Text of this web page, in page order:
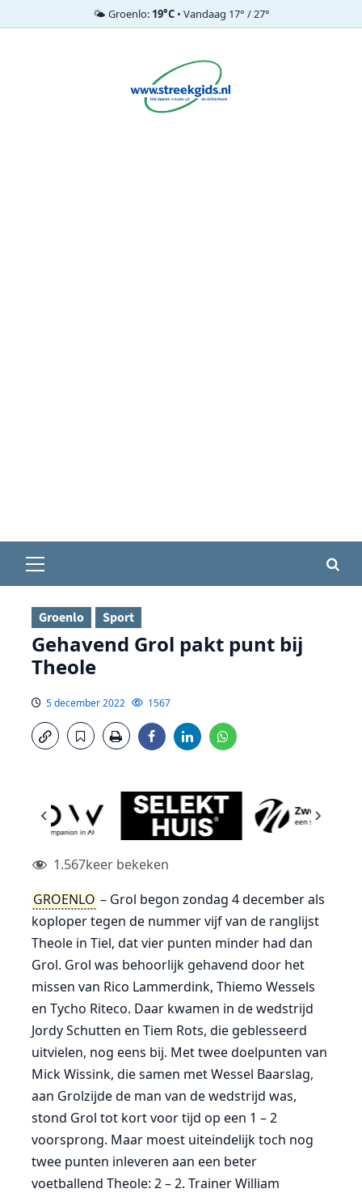
🌤️ Groenlo: 19°C• Vandaag 17° / 27°
menu
Groenlo Sport
Gehavend Grol pakt punt bij
Theole
5 december 2022 1567
1.567keer bekeken
GROENLO – Grol begon zondag 4 december als
koploper tegen de nummer vijf van de ranglijst
Theole in Tiel, dat vier punten minder had dan
Grol. Grol was behoorlijk gehavend door het
missen van Rico Lammerdink, Thiemo Wessels
en Tycho Riteco. Daar kwamen in de wedstrijd
Jordy Schutten en Tiem Rots, die geblesseerd
uitvielen, nog eens bij. Met twee doelpunten van
Mick Wissink, die samen met Wessel Baarslag,
aan Grolzijde de man van de wedstrijd was,
stond Grol tot kort voor tijd op een 1 – 2
voorsprong. Maar moest uiteindelijk toch nog
twee punten inleveren aan een beter
voetballend Theole: 2 – 2. Trainer William